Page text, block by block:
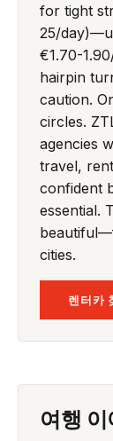
for tight
25/
€1.70-
hairpin
caution.
circles.
agencies
travel,
confident
essential.
cities.
렌터카
여행